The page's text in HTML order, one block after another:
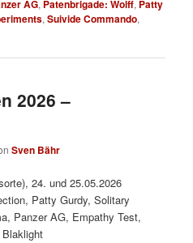
AG, Patenbrigade: Wolff, Patty
,Suivide Commando,
2026 –
Sven Bähr
24. und 25.05.2026
Patty Gurdy, Solitary
Panzer AG, Empathy Test,